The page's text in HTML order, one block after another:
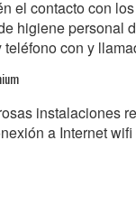
el contacto con
higiene personal
con y
instalaciones
a Internet